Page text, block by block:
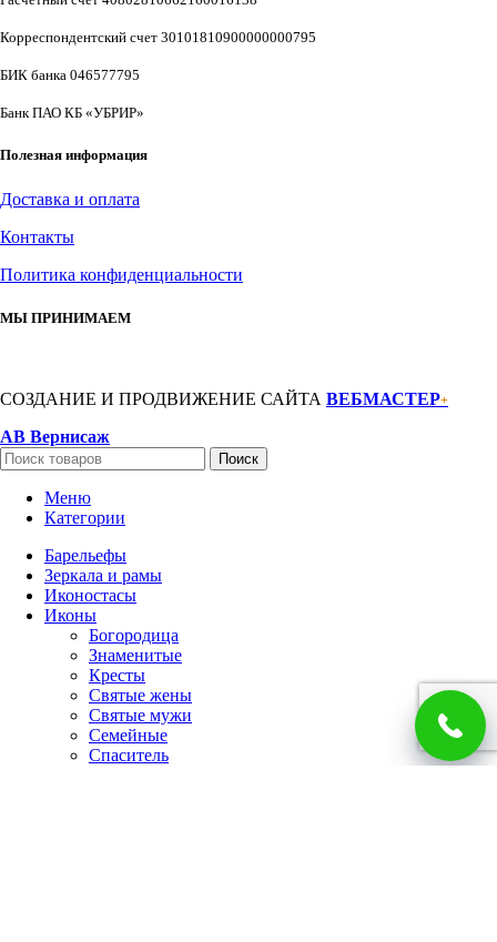
Корреспондентский счет 30101810900000000795
БИК банка 046577795
Банк ПАО КБ «УБРИР»
Полезная информация
Доставка и оплата
Контакты
Политика конфиденциальности
МЫ ПРИНИМАЕМ
СОЗДАНИЕ И ПРОДВИЖЕНИЕ САЙТА ВЕБМАСТЕР+
АВ Вернисаж
Поиск
Меню
Категории
Барельефы
Зеркала и рамы
Иконостасы
Иконы
Богородица
Знаменитые
Кресты
Святые жены
Святые мужи
Семейные
Спаситель